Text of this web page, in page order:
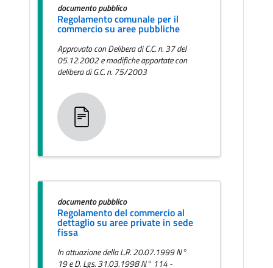
documento pubblico
Regolamento comunale per il
commercio su aree pubbliche
Approvato con Delibera di C.C. n. 37 del
05.12.2002 e modifiche apportate con
delibera di G.C. n. 75/2003
documento pubblico
Regolamento del commercio al
dettaglio su aree private in sede
fissa
In attuazione della L.R. 20.07.1999 N°
19 e D. Lgs. 31.03.1998 N° 114 -